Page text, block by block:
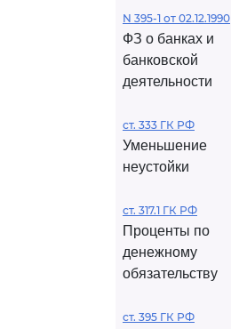
N 395-1 от 02.12.1990
ФЗ о банках и
банковской
деятельности
ст. 333 ГК РФ
Уменьшение
неустойки
ст. 317.1 ГК РФ
Проценты по
денежному
обязательству
ст. 395 ГК РФ